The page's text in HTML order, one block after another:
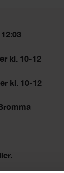
kl. 10-12
kl. 10-12